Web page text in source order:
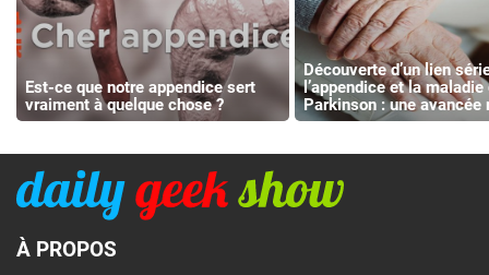
Est-ce que notre appendice sert
vraiment à quelque chose ?
Découverte d’un lien
l’appendice et la maladie
Parkinson : une avancée
À PROPOS